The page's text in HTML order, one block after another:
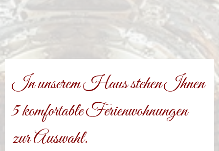
In unserem Haus stehen Ihnen
5 komfortable Ferienwohnungen
zur Auswahl.